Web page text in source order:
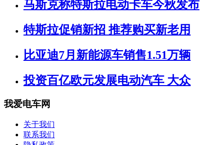
马斯克称特斯拉电动卡车今秋发布
特斯拉促销新招 推荐购买新老用
比亚迪7月新能源车销售1.51万辆
投资百亿欧元发展电动汽车 大众
我爱电车网
关于我们
联系我们